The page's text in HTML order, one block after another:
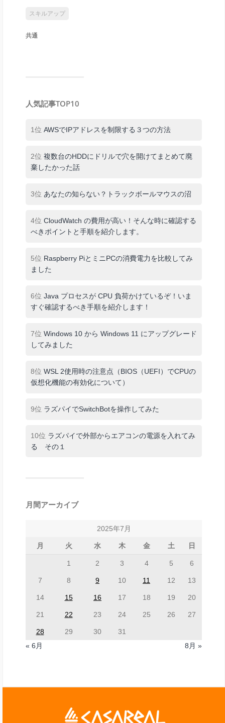
スキルアップ
共通
人気記事TOP10
1位 AWSでIPアドレスを制限する３つの方法
2位 複数台のHDDにドリルで穴を開けてまとめて廃
棄したかった話
3位 あなたの知らない？トラックボールマウスの沼
4位 CloudWatch の費用が高い！そんな時に確認する
べきポイントと手順を紹介します。
5位 Raspberry PiとミニPCの消費電力を比較してみ
ました
6位 Java プロセスが CPU 負荷かけているぞ！いま
すぐ確認するべき手順を紹介します！
7位 Windows 10 から Windows 11 にアップグレード
してみました
8位 WSL 2使用時の注意点（BIOS（UEFI）でCPUの
仮想化機能の有効化について）
9位 ラズパイでSwitchBotを操作してみた
10位 ラズパイで外部からエアコンの電源を入れてみ
る その１
月間アーカイブ
2025年7月
月 火 水 木 金 土 日
1 2 3 4 5 6
7 8 9 10 11 12 13
14 15 16 17 18 19 20
21 22 23 24 25 26 27
28 29 30
31
« 6月
8月 »